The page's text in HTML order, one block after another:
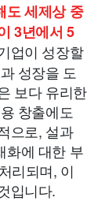
도 세제상 중
3년에서 5
업이 성장할
성장을 도
보다 유리한
창출에도
으로, 설과
화에 대한 부
리되며, 이
입니다.